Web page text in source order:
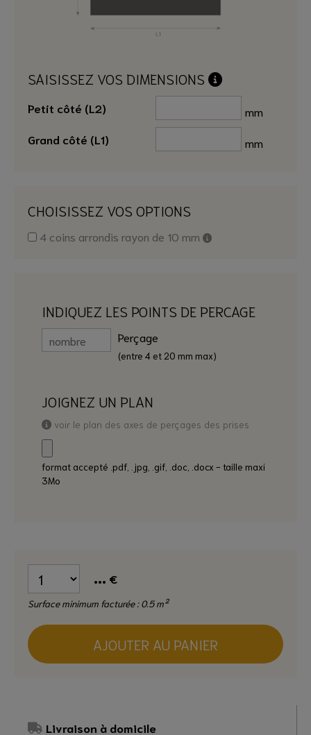
SAISISSEZ VOS DIMENSIONS
Petit côté (L2)
mm
Grand côté (L1)
mm
CHOISISSEZ VOS OPTIONS
4 coins arrondis rayon de 10 mm
INDIQUEZ LES POINTS DE PERCAGE
Perçage
(entre 4 et 20 mm max)
JOIGNEZ UN PLAN
voir le plan des axes de perçages des prises
format accepté .pdf, .jpg, .gif, .doc, .docx - taille maxi
3Mo
... €
Surface minimum facturée : 0.5 m²
AJOUTER AU PANIER
Livraison à domicile